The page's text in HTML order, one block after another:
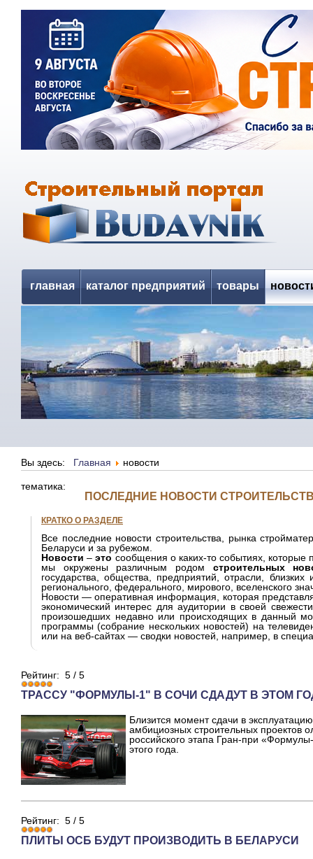
главная каталог предприятий товары
Вы здесь: Главная новости
тематика:
ПОСЛЕДНИЕ НОВОСТИ
КРАТКО О РАЗДЕЛЕ
Все последние новости строительства, рынка
Беларуси и за рубежом.
Новости –это сообщения о каких-то событиях, которые
мы окружены различным родом строительных
государства, общества, предприятий, отрасли,
регионального, федерального, мирового, вселенского
Новости — оперативная информация, которая
экономический интерес для аудитории в своей
произошедших недавно или происходящих в данный
программы (собрание нескольких новостей) на
или на веб-сайтах — сводки новостей, например, в
Рейтинг: 5 / 5
ТРАССУ "ФОРМУЛЫ-1" В СОЧИ СДАДУТ В ЭТОМ
Близится момент сдачи в
амбициозных строительных проектов
российского этапа Гран-при
этого года.
Рейтинг: 5 / 5
ПЛИТЫ ОСБ БУДУТ ПРОИЗВОДИТЬ В БЕЛАРУСИ